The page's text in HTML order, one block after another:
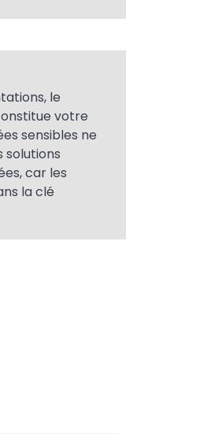
le
votre
sensibles ne
solutions
car les
la clé